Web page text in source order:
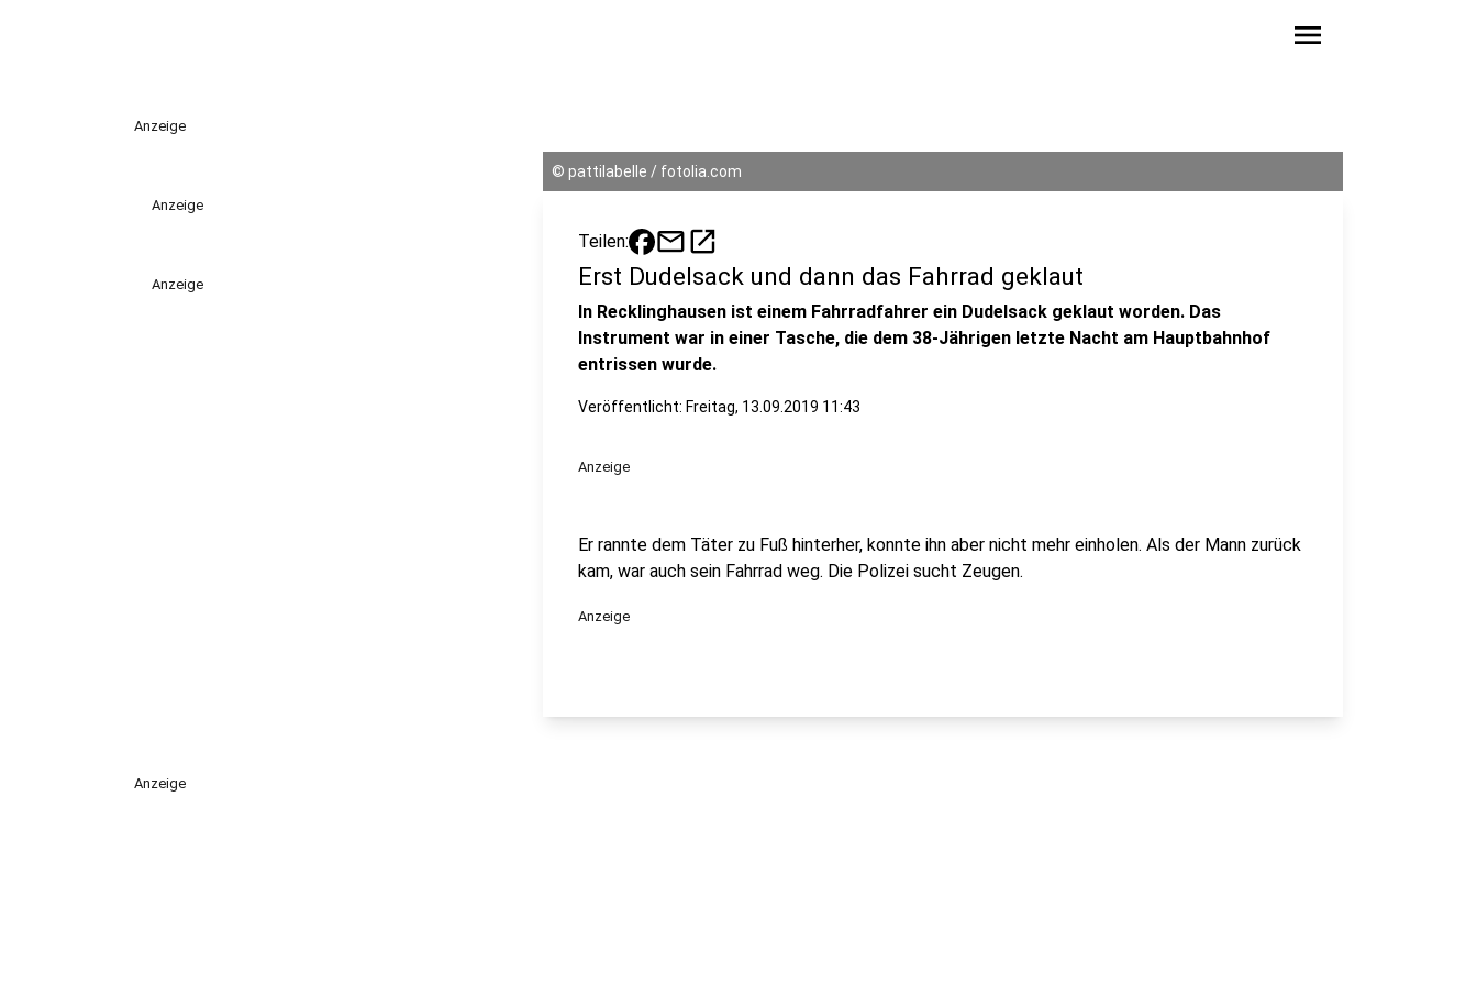
menu
Anzeige
Anzeige
Anzeige
© pattilabelle / fotolia.com
Teilen: mailopen_in_new
Erst Dudelsack und dann das Fahrrad geklaut
In Recklinghausen ist einem Fahrradfahrer ein Dudelsack geklaut worden. Das
Instrument war in einer Tasche, die dem 38-Jährigen letzte Nacht am Hauptbahnhof
entrissen wurde.
Veröffentlicht: Freitag, 13.09.2019 11:43
Anzeige
Er rannte dem Täter zu Fuß hinterher, konnte ihn aber nicht mehr einholen. Als der Mann zurück
kam, war auch sein Fahrrad weg. Die Polizei sucht Zeugen.
Anzeige
Anzeige